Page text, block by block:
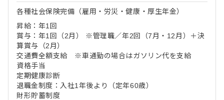
各種社会保険完備（雇用・労災・健康・厚生年金）
昇給：年1回
賞与：年1回（2月） ※管理職／年2回（7月・12月）＋決
算賞与（2月）
交通費全額支給 ※車通勤の場合はガソリン代を支給
資格手当
定期健康診断
退職金制度：入社1年後より（定年60歳）
財形貯蓄制度